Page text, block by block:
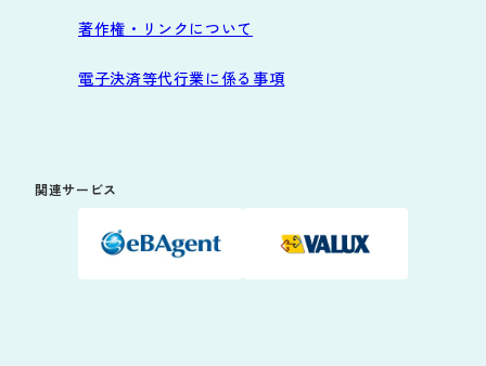
著作権・リンクについて
電子決済等代行業に係る事項
関連サービス